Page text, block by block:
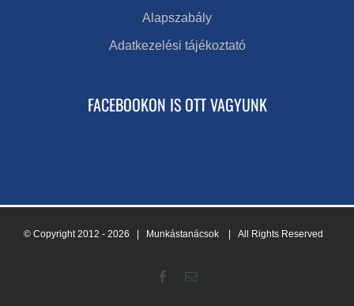
Alapszabály
Adatkezelési tájékoztató
FACEBOOKON IS OTT VAGYUNK
© Copyright 2012 - 2026 | Munkástanácsok | All Rights Reserved
Facebook
Email